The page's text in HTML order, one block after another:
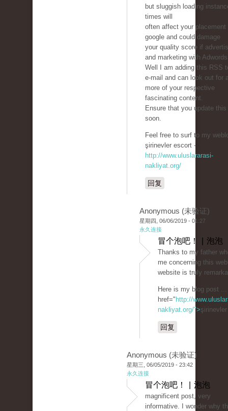
but sluggish loading
times will
often affect your placement
google and could damage
your quality score if
and marketing with
Well I am adding this RSS
e-mail and can look out for
more of your respective
fascinating content.
Ensure that you update this
soon.
Feel free to surf to my
şirinevler escort -
http://www.uluslararasi-
nakliyat.org/
回复
Anonymous (未验证)
星期四, 06/06/2019 - 01:27
永久连接
冒个泡吧！ | 泡泡
Thanks to my father
me concerning this
website is truly
Here is my blog post
href=" http://
nakliyat.org/">
回复
Anonymous (未验证)
星期三, 06/05/2019 - 23:42
永久连接
冒个泡吧！ | 泡泡
magnificent post, very
informative. I wonder why